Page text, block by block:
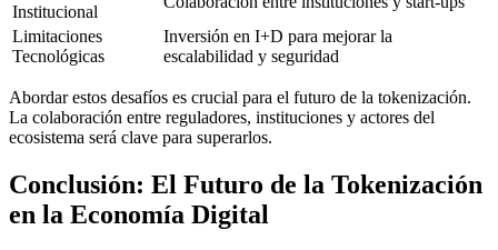
Institucional
Limitaciones
Tecnológicas
Inversión en I+D para mejorar la
escalabilidad y seguridad
Abordar estos desafíos es crucial para el futuro de la tokenización.
La colaboración entre reguladores, instituciones y actores del
ecosistema será clave para superarlos.
Conclusión: El Futuro de la Tokenización
en la Economía Digital